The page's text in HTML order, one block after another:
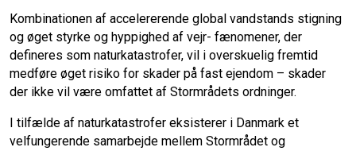
b
o
t
i
l e
d
Kombinationen af accelererende global vandstands stigning
og øget styrke og hyppighed af vejr- fænomener, der
defineres som naturkatastrofer, vil i overskuelig fremtid
medføre øget risiko for skader på fast ejendom – skader
der ikke vil være omfattet af Stormrådets ordninger.
I tilfælde af naturkatastrofer eksisterer i Danmark et
velfungerende samarbejde mellem Stormrådet og